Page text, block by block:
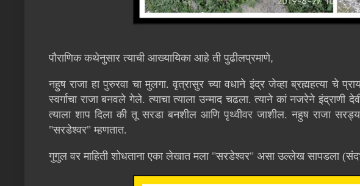
पौराणिक कथेनुसार त्याची आख्यायिका आहे ती पुढीलप्रमाणे,
नहुष राजा हा पुरुरवा चा मुलगा. वृत्रासुर च्या वधाने इंद्र जेव्हा ब्रह्महत्या चे
स्वर्गाचा राजा बनवले गेले. त्याचा त्याला उन्माद चढला. त्याने कां नजरेने इंद्राणी
त्याला शाप दिला की तू सरडा बनशील आणि पृथ्वीवर जाशील. नहुष राजा
"सरडेश्वर" म्हणतात.
गुगुल वर माहिती शोधताना एका लेखात मला "सरडेश्वर" असा उल्लेख सापडला